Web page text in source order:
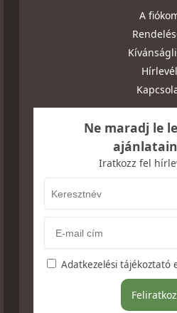
A
Hírlevél
Ne maradj le
Iratkozz fel
Adatkezelési tájékoztató